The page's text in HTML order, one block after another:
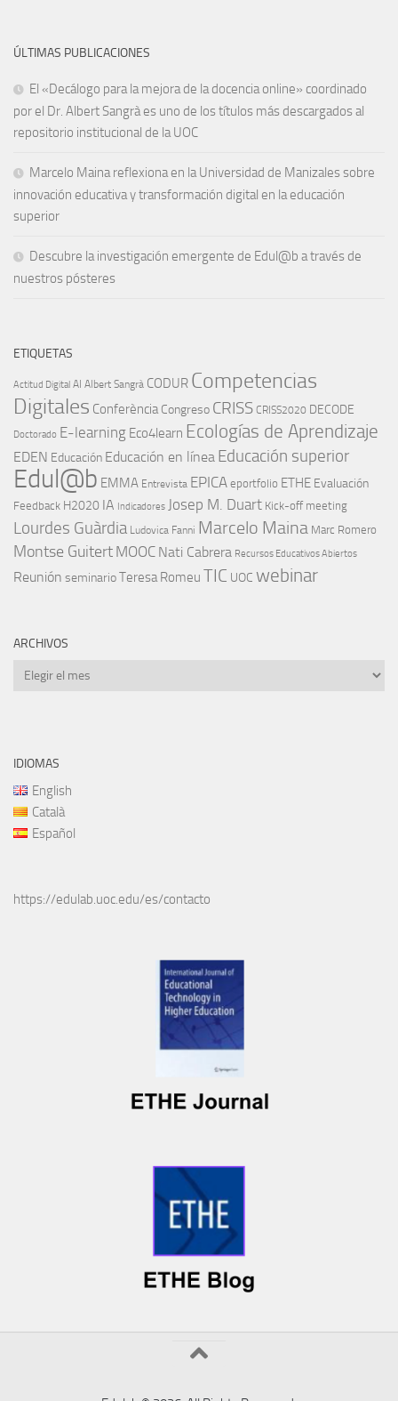
ÚLTIMAS PUBLICACIONES
El «Decálogo para la mejora de la docencia online» coordinado
por el Dr. Albert Sangrà es uno de los títulos más descargados al
repositorio institucional de la UOC
Marcelo Maina reflexiona en la Universidad de Manizales sobre
innovación educativa y transformación digital en la educación
superior
Descubre la investigación emergente de Edul@b a través de
nuestros pósteres
ETIQUETAS
Actitud Digital AI Albert Sangrà CODUR Competencias
Digitales Conferència Congreso CRISS CRISS2020 DECODE
Doctorado E-learning Eco4learn Ecologías de Aprendizaje
EDEN Educación Educación en línea Educación superior
Edul@b EMMA Entrevista EPICA eportfolio ETHE Evaluación
Feedback H2020 IA Indicadores Josep M. Duart Kick-off meeting
Lourdes Guàrdia Ludovica Fanni Marcelo Maina Marc Romero
Montse Guitert MOOC Nati Cabrera Recursos Educativos Abiertos
Reunión seminarioTeresa Romeu TIC UOC webinar
ARCHIVOS
Archivos
IDIOMAS
English
Català
Español
https://edulab.uoc.edu/es/contacto